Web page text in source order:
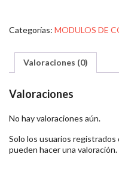
Categorías: MODULOS DE
Valoraciones (0)
Valoraciones
No hay valoraciones aún.
Solo los usuarios
pueden hacer una valoración.